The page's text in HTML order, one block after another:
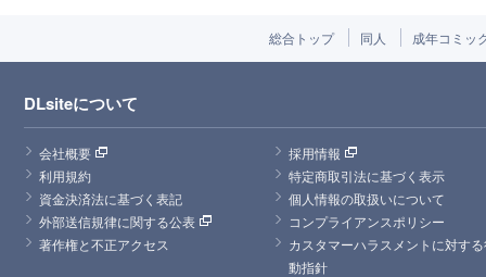
総合トップ 同人 成年コミッ
DLsiteについて
会社概要
採用情報
利用規約
特定商取引法に基づく表示
資金決済法に基づく表記
個人情報の取扱いについて
外部送信規律に関する公表
コンプライアンスポリシー
著作権と不正アクセス
カスタマーハラスメントに対す
動指針